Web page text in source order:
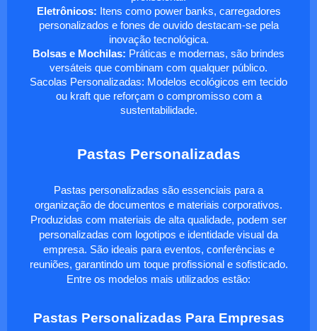
Eletrônicos: Itens como power banks, carregadores
personalizados e fones de ouvido destacam-se pela
inovação tecnológica.
Bolsas e Mochilas: Práticas e modernas, são brindes
versáteis que combinam com qualquer público.
Sacolas Personalizadas: Modelos ecológicos em tecido
ou kraft que reforçam o compromisso com a
sustentabilidade.
Pastas Personalizadas
Pastas personalizadas são essenciais para a
organização de documentos e materiais corporativos.
Produzidas com materiais de alta qualidade, podem ser
personalizadas com logotipos e identidade visual da
empresa. São ideais para eventos, conferências e
reuniões, garantindo um toque profissional e sofisticado.
Entre os modelos mais utilizados estão:
Pastas Personalizadas Para Empresas